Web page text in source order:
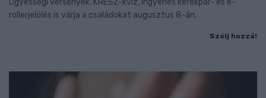
Ügyességi versenyek, KRESZ-kvíz, ingyenes kerékpár- és e-
rollerjelölés is várja a családokat augusztus 8-án.
Szólj hozzá!